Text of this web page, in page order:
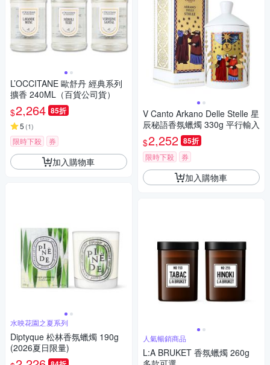
L’OCCITANE 歐舒丹 經典系列
擴香 240ML（百貨公司貨）
$2,264 85折
5 (1)
限時下殺 券
加入購物車
水映花園之夏系列
Diptyque 松林香氛蠟燭 190g
(2026夏日限量)
V Canto Arkano Delle Stelle 星
辰秘語香氛蠟燭 330g 平行輸入
$2,252 85折
限時下殺 券
加入購物車
人氣暢銷商品
L:A BRUKET 香氛蠟燭 260g